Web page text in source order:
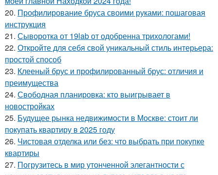
20. Профилирование бруса своими руками: пошаговая
инструкция
21. Сыворотка от 19lab от одобренна трихологами!
22. Откройте для себя свой уникальный стиль интерьера:
простой способ
23. Клееный брус и профилированный брус: отличия и
преимущества
24. Свободная планировка: кто выигрывает в
новостройках
25. Будущее рынка недвижимости в Москве: стоит ли
покупать квартиру в 2025 году
26. Чистовая отделка или без: что выбрать при покупке
квартиры
27. Погрузитесь в мир утонченной элегантности с